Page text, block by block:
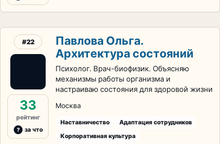
#22
33
рейтинг
за что
Павлова Ольга.
Архитектура состояний
Психолог. Врач-биофизик. Объясняю
механизмы работы организма и
настраиваю состояния для здоровой жизни
Москва
Наставничество
Адаптация сотрудников
Корпоративная культура